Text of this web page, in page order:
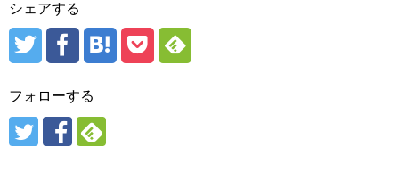
シェアする
フォローする